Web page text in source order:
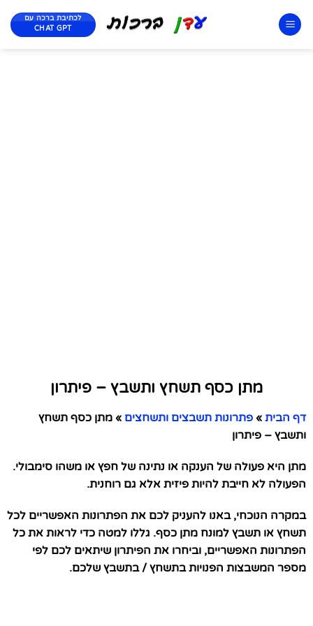
לכתיבת ברכה עם
CHAT GPT
מתן כסף תשחץ ותשבץ – פיתרון
דף הבית » פתרונות תשבצים ותשחצים » מתן כסף תשחץ
ותשבץ – פיתרון
מתן היא פעולה של הענקה או נתינה של חפץ או משהו סימבולי.
הפעולה לא חייבת להיות פיזית אלא גם רוחנית.
במקרה הנוכחי, באנו להעניק לכם את הפתרונות האפשריים לכל
תשחץ או תשבץ למונח מתן כסף. גללו למטה כדי לראות את כל
הפתרונות האפשריים, וביחרו את הפיתרון שיתאים לכם לפי
מספר המשבצות הפנויות בתשחץ / בתשבץ שלכם.